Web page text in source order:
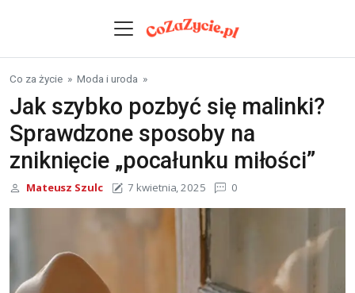
Co za życie » Moda i uroda »
Jak szybko pozbyć się malinki?
Sprawdzone sposoby na
zniknięcie „pocałunku miłości”
Mateusz Szulc 7 kwietnia, 2025 0